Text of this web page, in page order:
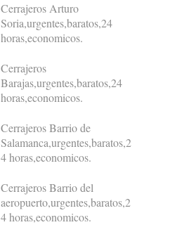
Cerrajeros Arturo
Soria,urgentes,baratos,24
horas,economicos.
Cerrajeros
Barajas,urgentes,baratos,24
horas,economicos.
Cerrajeros Barrio de
Salamanca,urgentes,baratos,2
4 horas,economicos.
Cerrajeros Barrio del
aeropuerto,urgentes,baratos,2
4 horas,economicos.